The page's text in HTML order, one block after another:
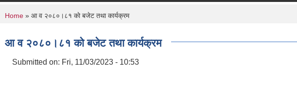
You are here
Home » आ व २०८०।८१ काे बजेट तथा कार्यक्रम
आ व २०८०।८१ काे बजेट तथा कार्यक्रम
Submitted on: Fri, 11/03/2023 - 10:53